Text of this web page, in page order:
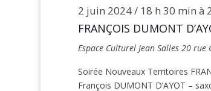
FRANÇOIS DUMONT
2 juin 2024 / 18 h 30 min à
Espace Culturel Jean Salles20 rue
Soirée Nouveaux Territoires
François DUMONT D’AYOT –